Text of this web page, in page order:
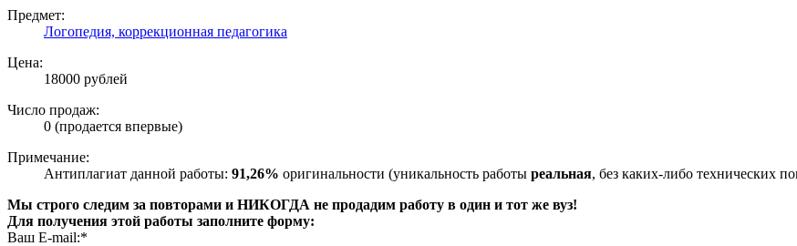
Предмет:
Логопедия, коррекционная педагогика
Цена:
18000 рублей
Число продаж:
0 (продается впервые)
Примечание:
Антиплагиат данной работы: 91,26% оригинальности (уникальность работы реальная, без каких-либо технических
Мы строго следим за повторами и НИКОГДА не продадим работу в один и тот же вуз!
Для получения этой работы заполните форму:
Ваш E-mail:*